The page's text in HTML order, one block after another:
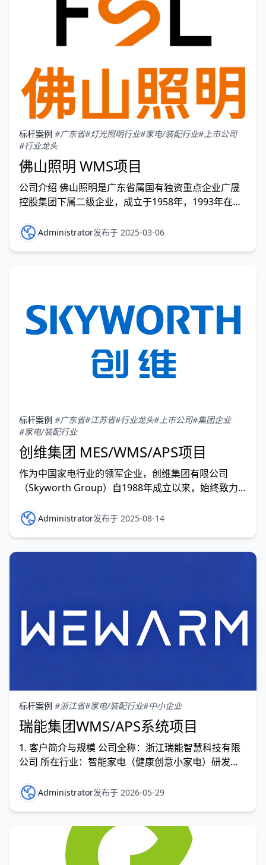
标杆案例 #广东省#灯光照明行业#家电/装配行业#上市公司
#行业龙头
佛山照明 WMS项目
公司介绍 佛山照明是广东省属国有独资重点企业广晟
控股集团下属二级企业，成立于1958年，1993年在深
照明行业Administrator发布于 2025-03-06
标杆案例 #广东省#江苏省#行业龙头#上市公司#集团企业
#家电/装配行业
创维集团 MES/WMS/APS项目
作为中国家电行业的领军企业，创维集团有限公司
（Skyworth Group）自1988年成立以来，始终致力
机遇，创维积极推动智能制造转型，通过部署
WMS（仓储管理系统）、MES（制造执 行系统）和
Administrator发布于 2025-08-14
标杆案例 #浙江省#家电/装配行业#中小企业
瑞能集团WMS/APS系统项目
1. 客户简介与规模 公司全称：浙江瑞能智慧科技有限
公司 所在行业：智能家电（健康创意小家电）研发与
Administrator发布于 2026-05-29